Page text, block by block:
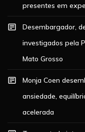
presentes em
Desembargador,
investigados pela
Mato Grosso
Monja Coen
ansiedade,
acelerada